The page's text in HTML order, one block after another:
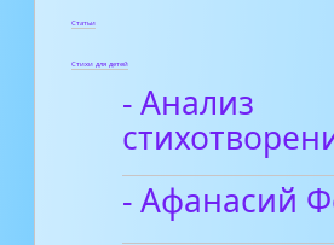
Статьи
Стихи для детей
- Анализ
- Афанасий